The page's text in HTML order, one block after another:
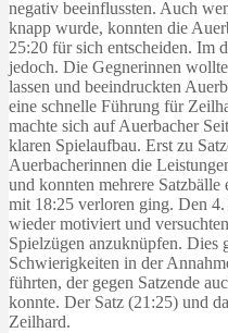
negativ beeinflussten. Auch
knapp wurde, konnten die
25:20 für sich entscheiden. Im
jedoch. Die Gegnerinnen
lassen und beeindruckten
eine schnelle Führung für
machte sich auf Auerbacher
klaren Spielaufbau. Erst zu
Auerbacherinnen die
und konnten mehrere
mit 18:25 verloren ging. Den 4.
wieder motiviert und
Spielzügen anzuknüpfen. Dies
Schwierigkeiten in der
führten, der gegen Satzende
konnte. Der Satz (21:25) und
Zeilhard.